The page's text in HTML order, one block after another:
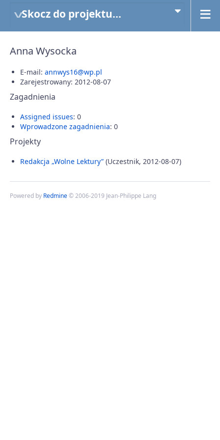
Skocz do projektu...
Anna Wysocka
E-mail: annwys16@wp.pl
Zarejestrowany: 2012-08-07
Zagadnienia
Assigned issues: 0
Wprowadzone zagadnienia: 0
Projekty
Redakcja „Wolne Lektury” (Uczestnik, 2012-08-07)
Powered by Redmine© 2006-2019 Jean-Philippe Lang